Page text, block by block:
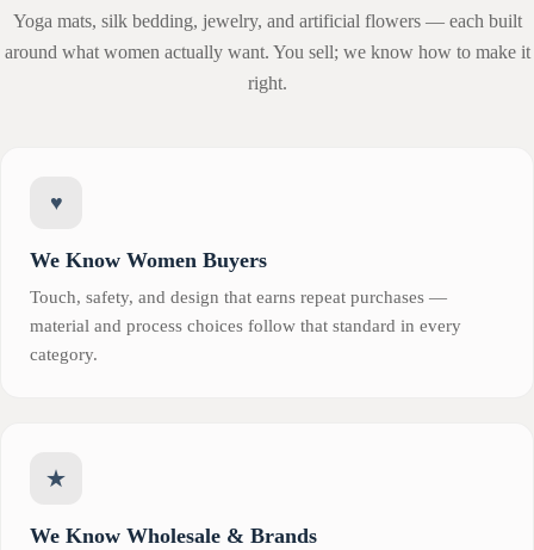
Yoga mats, silk bedding, jewelry, and artificial flowers — each built
around what women actually want. You sell; we know how to make it
right.
♥
We Know Women Buyers
Touch, safety, and design that earns repeat purchases —
material and process choices follow that standard in every
category.
★
We Know Wholesale & Brands